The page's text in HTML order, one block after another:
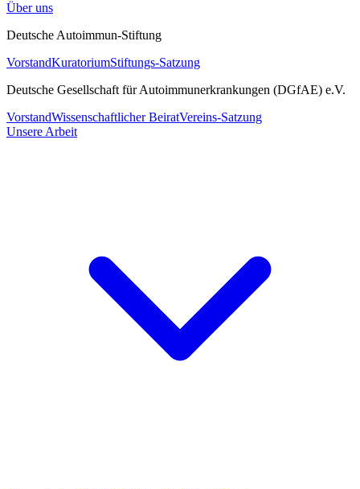
Über uns
Deutsche Autoimmun-Stiftung
VorstandKuratoriumStiftungs-Satzung
Deutsche Gesellschaft für Autoimmunerkrankungen (DGfAE) e.V.
VorstandWissenschaftlicher BeiratVereins-Satzung
Unsere Arbeit